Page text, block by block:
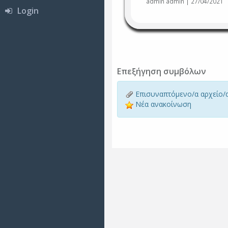
Login
Επεξήγηση συμβόλων
Επισυναπτόμενο/α αρχείο/
Νέα ανακοίνωση